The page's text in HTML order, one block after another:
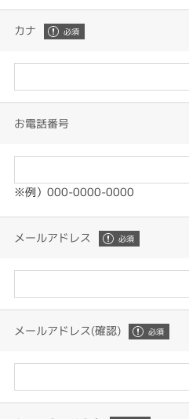
カナ
お電話番号
※例）000-0000-0000
メールアドレス
メールアドレス(確認)